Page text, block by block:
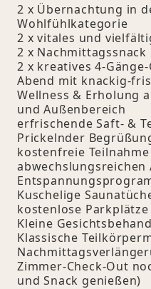
2 x Übernachtung in
Wohlfühlkategorie
2 x vitales und
2 x
2 x kreatives 4-
Abend mit knackig-
Wellness & Erholung
und Außenbereich
erfrischende Saft- &
Prickelnder
kostenfreie Teilnahme
abwechslungsreichen
Kuschelige
kostenlose Parkplätze
Kleine
Klassische
Zimmer-Check-Out
und Snack genießen)